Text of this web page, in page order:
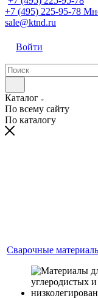
+7 (495) 225-95-78
sale@ktnd.ru
Войти
Каталог
По всему сайту
По каталогу
Сварочные